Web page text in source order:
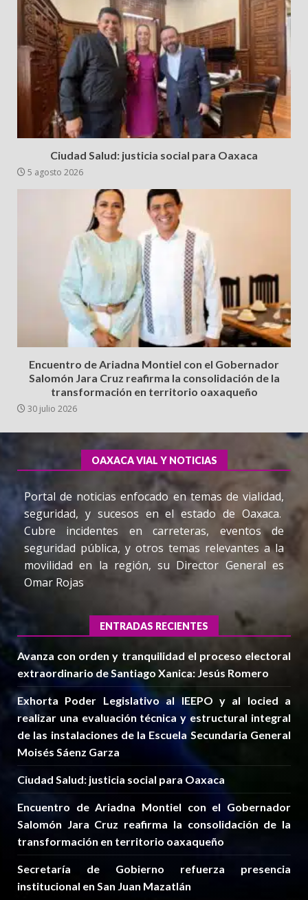
Ciudad Salud: justicia social para Oaxaca
5 agosto 2026
Encuentro de Ariadna Montiel con el Gobernador
Salomón Jara Cruz reafirma la consolidación de la
transformación en territorio oaxaqueño
30 julio 2026
OAXACA VIAL Y NOTICIAS
Portal de noticias enfocado en temas de vialidad,
seguridad, y sucesos en el estado de Oaxaca.
Cubre incidentes en carreteras, eventos de
seguridad pública, y otros temas relevantes a la
movilidad en la región, su Director General es
Omar Rojas
ENTRADAS RECIENTES
Avanza con orden y tranquilidad el proceso electoral
extraordinario de Santiago Xanica: Jesús Romero
Exhorta Poder Legislativo al IEEPO y al Iocied a
realizar una evaluación técnica y estructural integral
de las instalaciones de la Escuela Secundaria General
Moisés Sáenz Garza
Ciudad Salud: justicia social para Oaxaca
Encuentro de Ariadna Montiel con el Gobernador
Salomón Jara Cruz reafirma la consolidación de la
transformación en territorio oaxaqueño
Secretaría de Gobierno refuerza presencia
institucional en San Juan Mazatlán